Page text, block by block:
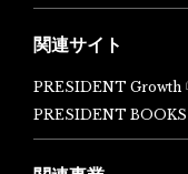
関連サイト
PRESIDENT Growth
PRESIDENT BOOKS